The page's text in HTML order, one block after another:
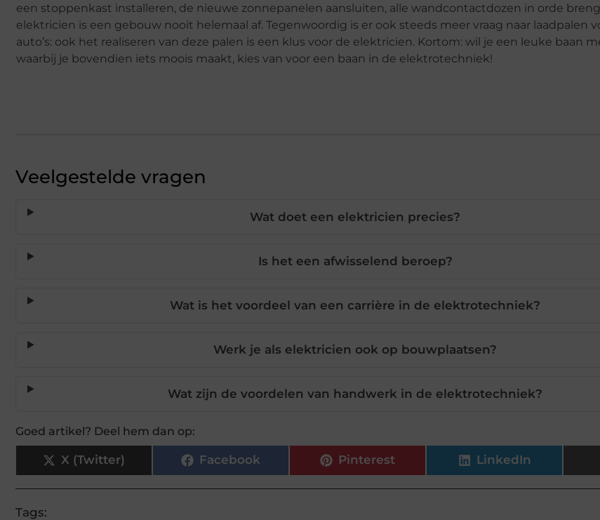
een stoppenkast installeren, de nieuwe zonnepanelen aansluiten, alle wandcontactdozen in orde
elektricien is een gebouw nooit helemaal af. Tegenwoordig is er ook steeds meer vraag naar laadpalen
auto’s: ook het realiseren van deze palen is een klus voor de elektricien. Kortom: wil je een leuke baan
waarbij je bovendien iets moois maakt, kies van voor een baan in de elektrotechniek!
Veelgestelde vragen
Wat doet een elektricien precies?
Is het een afwisselend beroep?
Wat is het voordeel van een carrière in de elektrotechniek?
Werk je als elektricien ook op bouwplaatsen?
Wat zijn de voordelen van handwerk in de elektrotechniek?
Goed artikel? Deel hem dan op:
X (Twitter) Facebook Pinterest LinkedIn
Tags: